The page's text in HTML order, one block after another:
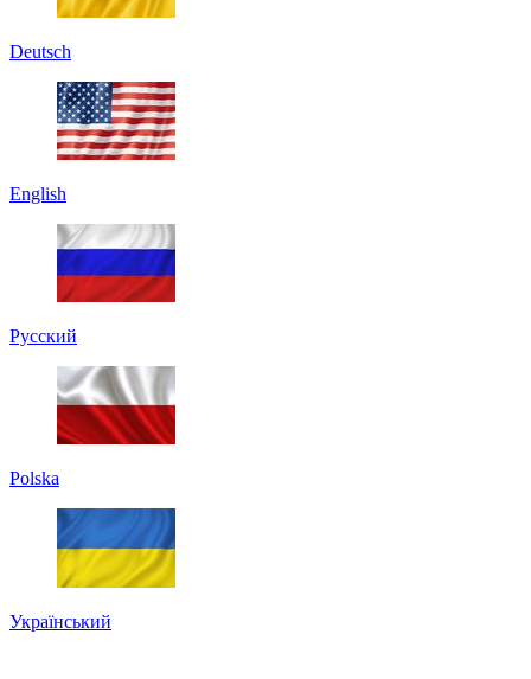
Deutsch
English
Русский
Polska
Український